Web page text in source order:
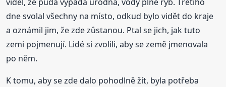
dne svolal všechny na místo, odkud bylo vidět do kraje
a oznámil jim, že zde zůstanou. Ptal se jich, jak tuto
zemi pojmenují. Lidé si zvolili, aby se země jmenovala
po něm.
K tomu, aby se zde dalo pohodlně žít, byla potřeba